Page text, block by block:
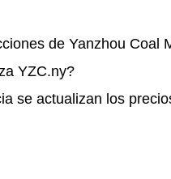
de Yanzhou Coal
YZC.ny?
se actualizan los